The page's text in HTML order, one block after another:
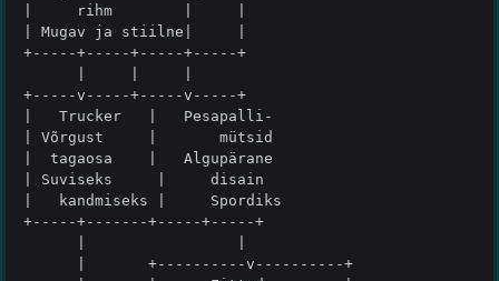
|     rihm        |     |
| Mugav ja stiilne|     |
+-----+-----+-----+-----+
+-----v-----+-----v-----+
|   Trucker   |   Pesapalli-
| Võrgust     |       mütsid
|  tagaosa    |   Algupärane
| Suviseks     |     disain
|   kandmiseks |     Spordiks
+-----+-------+-----+-----+